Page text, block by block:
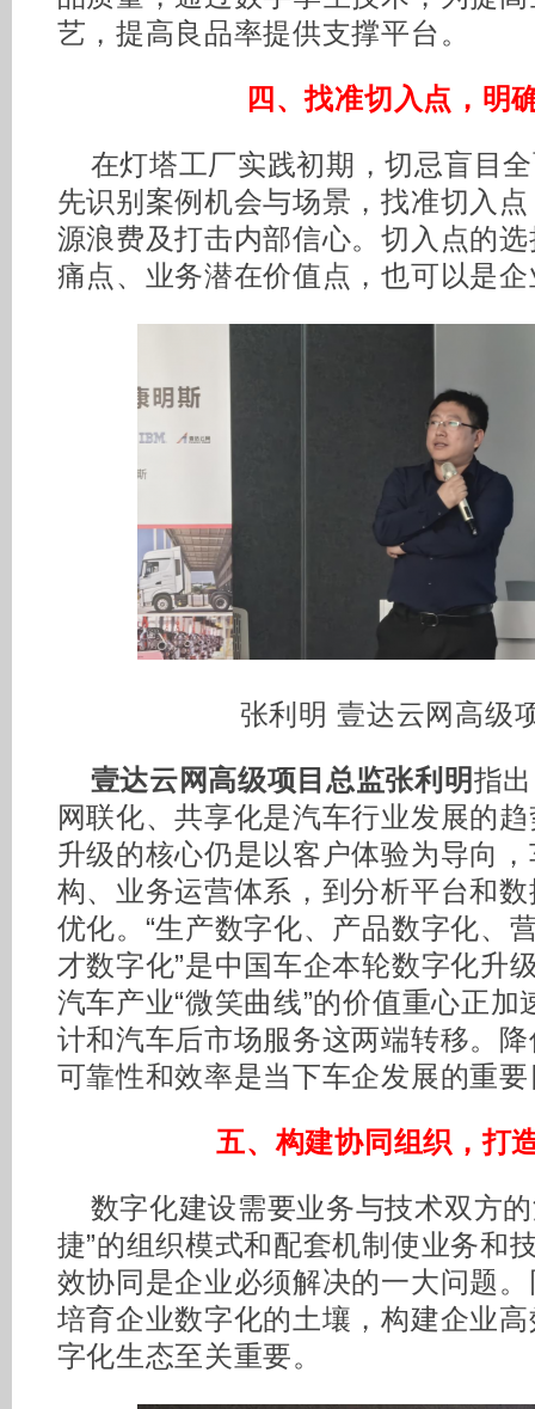
艺，提高良品率提供支撑平台。
四、找准切入点，明
在灯塔工厂实践初期，切忌盲目
先识别案例机会与场景，找准切入
源浪费及打击内部信心。切入点的
痛点、业务潜在价值点，也可以是
张利明 壹达云网高级
壹达云网高级项目总监张利明指
网联化、共享化是汽车行业发展的
升级的核心仍是以客户体验为导向
构、业务运营体系，到分析平台和
优化。“生产数字化、产品数字化、
才数字化”是中国车企本轮数字化升
汽车产业“微笑曲线”的价值重心正
计和汽车后市场服务这两端转移。
可靠性和效率是当下车企发展的重
五、构建协同组织，打
数字化建设需要业务与技术双方
捷”的组织模式和配套机制使业务和
效协同是企业必须解决的一大问题
培育企业数字化的土壤，构建企业
字化生态至关重要。